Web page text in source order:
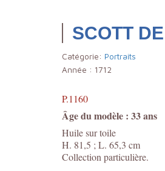
SCOTT
Catégorie: Portraits
Année : 1712
P.1160
Âge du modèle : 33 ans
Huile sur toile
H. 81,5 ; L. 65,3 cm
Collection particulière.